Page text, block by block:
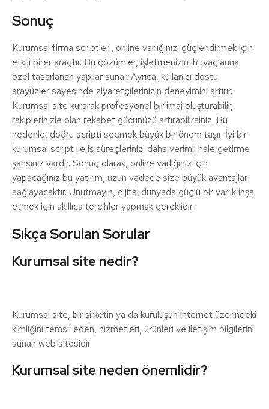
Sonuç
Kurumsal firma scriptleri, online varlığınızı güçlendirmek için
etkili birer araçtır. Bu çözümler, işletmenizin ihtiyaçlarına
özel tasarlanan yapılar sunar. Ayrıca, kullanıcı dostu
arayüzler sayesinde ziyaretçilerinizin deneyimini artırır.
Kurumsal site kurarak profesyonel bir imaj oluşturabilir,
rakiplerinizle olan rekabet gücünüzü artırabilirsiniz. Bu
nedenle, doğru scripti seçmek büyük bir önem taşır. İyi bir
kurumsal script ile iş süreçlerinizi daha verimli hale getirme
şansınız vardır. Sonuç olarak, online varlığınız için
yapacağınız bu yatırım, uzun vadede size büyük avantajlar
sağlayacaktır. Unutmayın, dijital dünyada güçlü bir varlık inşa
etmek için akıllıca tercihler yapmak gereklidir.
Sıkça Sorulan Sorular
Kurumsal site nedir?
Kurumsal site, bir şirketin ya da kuruluşun internet üzerindeki
kimliğini temsil eden, hizmetleri, ürünleri ve iletişim bilgilerini
sunan web sitesidir.
Kurumsal site neden önemlidir?